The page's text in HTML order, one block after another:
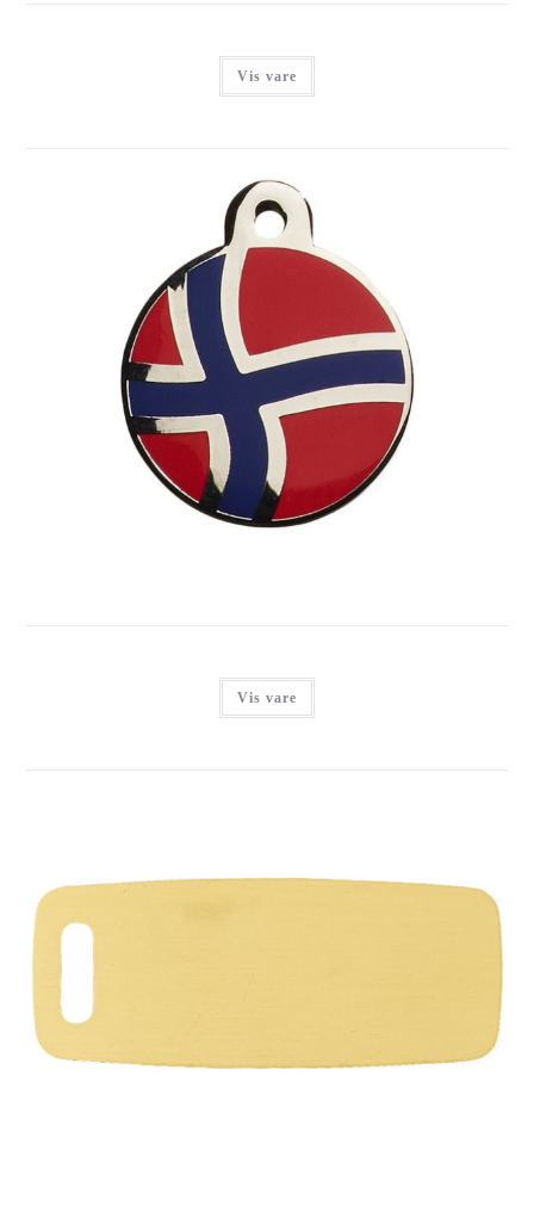
Vis vare
IMARC PATRIOT LARGE CIRCLE NORWAY
Login for at se priser
Vis vare
IMARC LUGGAGE GOLD